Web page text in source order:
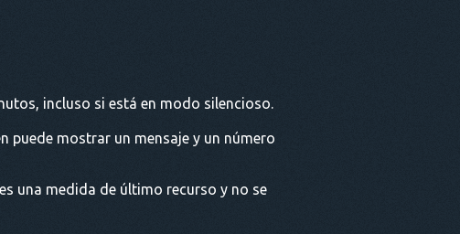
incluso si está en modo silencioso.
puede mostrar un mensaje y un número
una medida de último recurso y no se